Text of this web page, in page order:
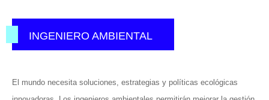
INGENIERO AMBIENTAL
El mundo necesita soluciones, estrategias y políticas ecológicas